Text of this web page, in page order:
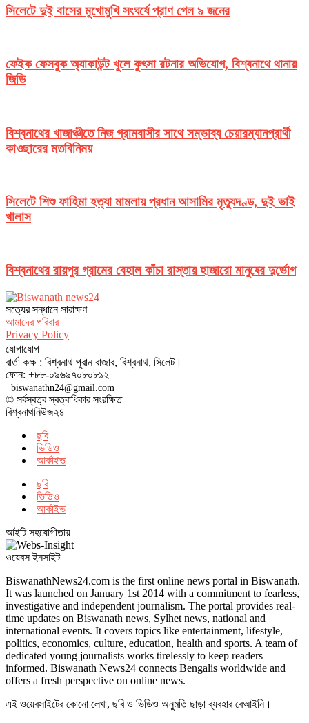
সিলেটে দুই বাসের মুখোমুখি সংঘর্ষে প্রাণ গেল ৯ জনের
ফেইক ফেসবুক অ্যাকাউন্ট খুলে কুৎসা রটনার অভিযোগ, বিশ্বনাথে থানায়
জিডি
বিশ্বনাথের খাজাঞ্চীতে নিজ গ্রামবাসীর সাথে সম্ভাব্য চেয়ারম্যানপ্রার্থী
কাওছারের মতবিনিময়
সিলেটে শিশু ফাহিমা হত্যা মামলায় প্রধান আসামির মৃত্যুদণ্ড, দুই ভাই
খালাস
বিশ্বনাথের রায়পুর গ্রামের বেহাল কাঁচা রাস্তায় হাজারো মানুষের দুর্ভোগ
সত‌্যের সন্ধানে সারাক্ষণ
আমাদের পরিবার
Privacy Policy
যোগাযোগ
বার্তা কক্ষ : বিশ্বনাথ পুরান বাজার, বিশ্বনাথ, সিলেট।
ফোন: +৮৮-০৯৬৯৭০৮০৮১২
biswanathn24@gmail.com
© সর্বস্বত্ব স্বত্বাধিকার সংরক্ষিত
বিশ্বনাথনিউজ২৪
ছবি
ভিডিও
আর্কাইভ
ছবি
ভিডিও
আর্কাইভ
আইটি সহযোগীতায়
ওয়েবস ইনসাইট
BiswanathNews24.com is the first online news portal in Biswanath.
It was launched on January 1st 2014 with a commitment to fearless,
investigative and independent journalism. The portal provides real-
time updates on Biswanath news, Sylhet news, national and
international events. It covers topics like entertainment, lifestyle,
politics, economics, culture, education, health and sports. A team of
dedicated young journalists works tirelessly to keep readers
informed. Biswanath News24 connects Bengalis worldwide and
offers a fresh perspective on online news.
এই ওয়েবসাইটের কোনো লেখা, ছবি ও ভিডিও অনুমতি ছাড়া ব্যবহার বেআইনি।